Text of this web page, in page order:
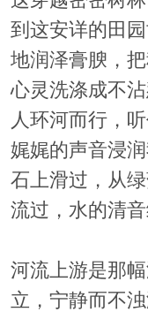
到这安详的田
地润泽膏腴，
心灵洗涤成不
人环河而行，
娓娓的声音浸
石上滑过，从
流过，水的清
河流上游是那
立，宁静而不